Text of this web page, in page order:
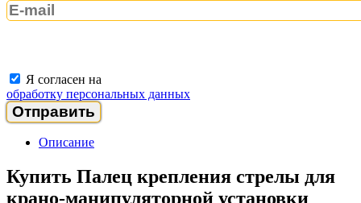
Я согласен на
обработку персональных данных
Описание
Купить Палец крепления стрелы для
крано-манипуляторной установки